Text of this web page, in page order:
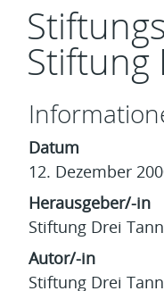
Inhalt
Stiftung
Datum
12. Dezember
Herausgeber/-in
Stiftung Drei
Autor/-in
Stiftung Drei